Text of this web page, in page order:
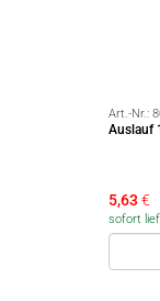
Art.-Nr.:
Auslauf
5,63€
sofort